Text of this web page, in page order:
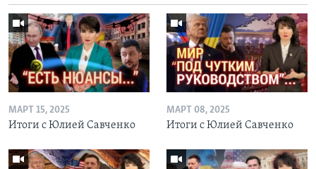
МАРТ 15, 2025
Итоги с Юлией Савченко
МАРТ 08, 2025
Итоги с Юлией Савченко